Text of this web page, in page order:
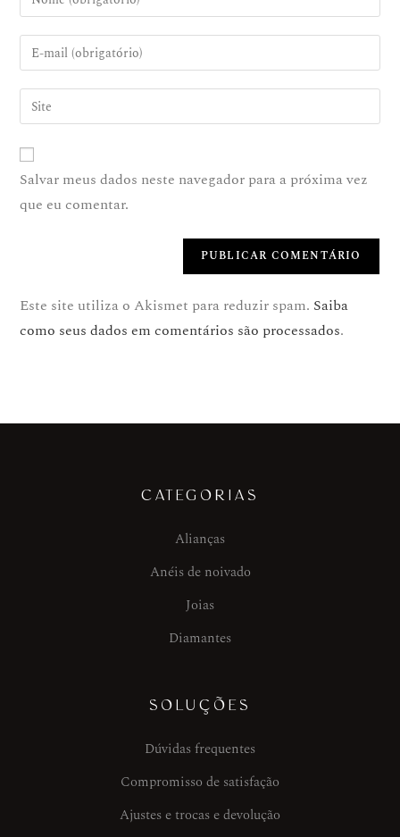
Salvar meus dados neste navegador para a próxima vez
que eu comentar.
Este site utiliza o Akismet para reduzir spam. Saiba
como seus dados em comentários são processados.
CATEGORIAS
Alianças
Anéis de noivado
Joias
Diamantes
SOLUÇÕES
Dúvidas frequentes
Compromisso de satisfação
Ajustes e trocas e devolução